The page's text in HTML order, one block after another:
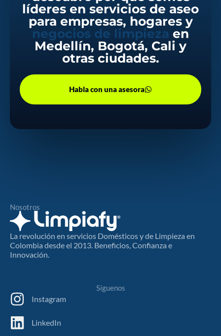
líderes en servicios de aseo
para empresas, hogares y
negocios de limpieza en
Medellín, Bogotá, Cali y
otras ciudades.
Habla con una asesora
Nosotros
La revolución en servicios Domésticos y de Limpieza en
Colombia desde el 2013. Beneficios, Confianza e
Innovación.
Síguenos
Instagram
LinkedIn